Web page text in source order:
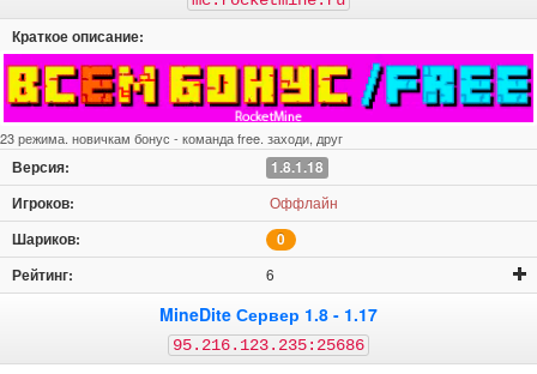
1.8.8
1.8.1
1.8 1.7.10
1.7.9
1.7.5
1.7.2 1.7
1.6.4
1.6.2
1.6 1.5.2
1.5
1.4.7
ПЕ ПЕ 1.21
ПЕ 1.20
ПЕ 1.19.81
ПЕ 1.19.63 ПЕ 1.19.50
ПЕ 1.19.40
ПЕ 1.19.30
ПЕ 1.19.20 ПЕ 1.19.10
ПЕ 1.19.0
ПЕ 1.18.30
ПЕ 1.18.12 ПЕ 1.18.10
ПЕ 1.18.2
ПЕ 1.17.41 ПЕ 1.17.40
ПЕ 1.17
ПЕ 1.16 ПЕ 1.14
ПЕ 1.13
23 режима. новичкам бонус - команда free. заходи, друг
1.8.1.18
Оффлайн
0
6
MineDite Сервер 1.8 - 1.17
95.216.123.235:25686